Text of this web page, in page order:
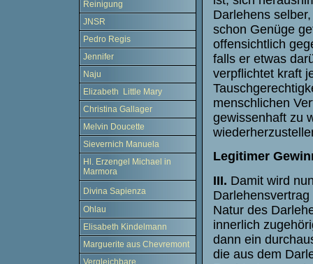
Reinigung
JNSR
Pedro Regis
Jennifer
Naju
Elizabeth Little Mary
Christina Gallager
Melvin Doucette
Sievernich Manuela
Hl. Erzengel Michael in
Marmora
Divina Sapienza
Ohlau
Elisabeth Kindelmann
Marguerite aus Chevremont
Darlehens
schon Genüge
offensichtlich
falls er etwas
verpflichtet kraft
menschlichen
gewissenhaft zu
Legitimer
III. Damit wird
Natur des
innerlich
dann ein
die aus dem